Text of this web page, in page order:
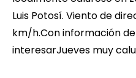
Luis Potosí. Viento de
km/h.Con información
interesarJueves muy